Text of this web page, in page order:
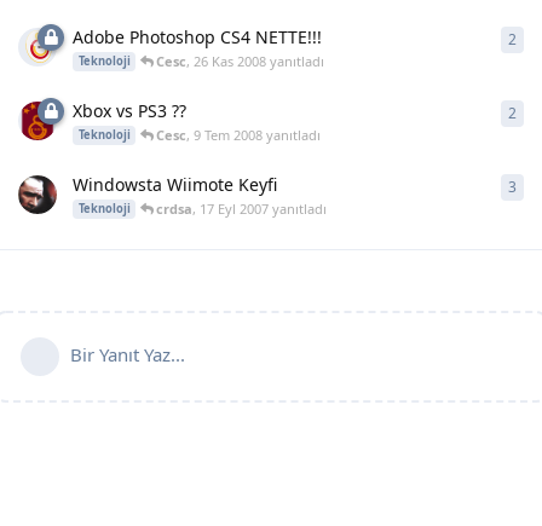
Adobe Photoshop CS4 NETTE!!!
Teknoloji Cesc,26 Kas 2008 yanıtladı
2
Xbox vs PS3 ??
Teknoloji Cesc,9 Tem 2008 yanıtladı
2
Windowsta Wiimote Keyfi
Teknoloji crdsa, 17 Eyl 2007 yanıtladı
3
Bir Yanıt Yaz...